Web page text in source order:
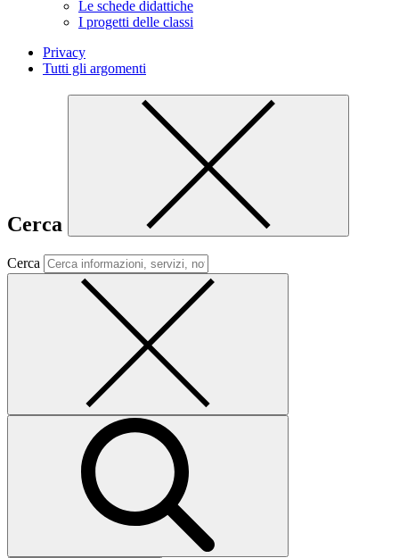
Le schede didattiche
I progetti delle classi
Privacy
Tutti gli argomenti
Cerca
Cerca